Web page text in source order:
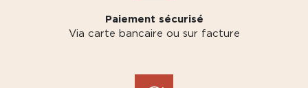
Paiement sécurisé
Via carte bancaire ou sur facture